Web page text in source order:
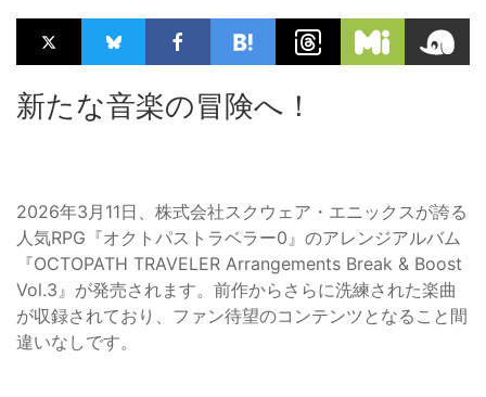
新たな音楽の冒険へ！
2026年3月11日、株式会社スクウェア・エニックスが誇る
人気RPG『オクトパストラベラー0』のアレンジアルバム
『OCTOPATH TRAVELER Arrangements Break & Boost
Vol.3』が発売されます。前作からさらに洗練された楽曲
が収録されており、ファン待望のコンテンツとなること間
違いなしです。